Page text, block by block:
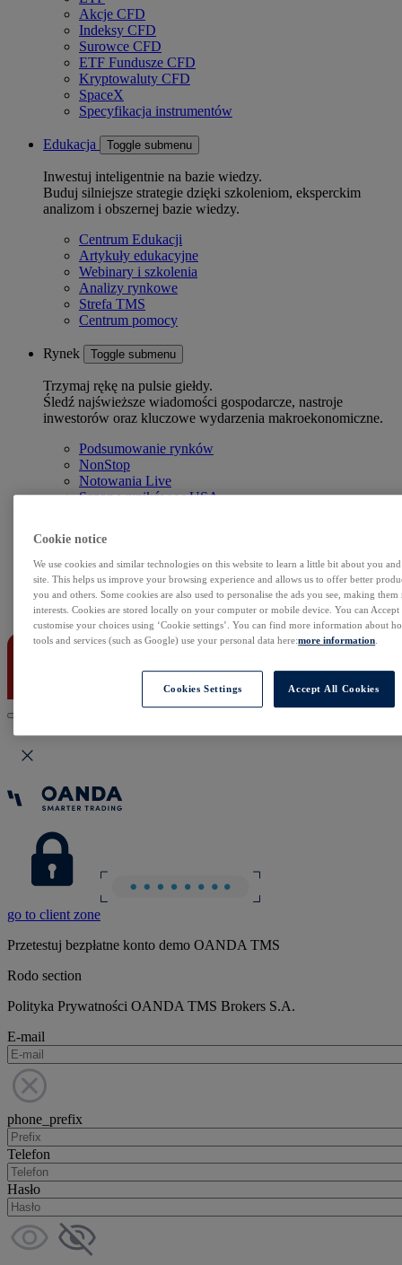
Akcje CFD
Indeksy CFD
Surowce CFD
ETF Fundusze CFD
Kryptowaluty CFD
SpaceX
Specyfikacja instrumentów
Edukacja Toggle submenu
Inwestuj inteligentnie na bazie wiedzy.
Buduj silniejsze strategie dzięki szkoleniom, eksperckim
analizom i obszernej bazie wiedzy.
Centrum Edukacji
Artykuły edukacyjne
Webinary i szkolenia
Analizy rynkowe
Strefa TMS
Centrum pomocy
Rynek Toggle submenu
Trzymaj rękę na pulsie giełdy.
Śledź najświeższe wiadomości gospodarcze, nastroje
inwestorów oraz kluczowe wydarzenia makroekonomiczne.
Podsumowanie rynków
NonStop
Notowania Live
Sezon wyników w USA
Zdarzenia korporacyjne
Sentyment Klientów
Rolowania
Kontakt
go to client zone
Przetestuj bezpłatne konto demo OANDA TMS
Rodo section
Polityka Prywatności OANDA TMS Brokers S.A.
E-mail
phone_prefix
Telefon
Hasło
Cookie notice
We use cookies and similar technologies on this website to learn a little bit about you
site. This helps us improve your browsing experience and allows us to offer better
you and others. Some cookies are also used to personalise the ads you see, making
interests. Cookies are stored locally on your computer or mobile device. You can
customise your choices using ‘Cookie settings’. You can find more information about
tools and services (such as Google) use your personal data here:more information
Cookies Settings Accept All Cookies